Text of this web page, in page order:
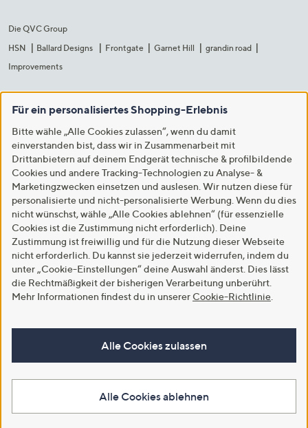
Die QVC Group
HSN
Ballard Designs Frontgate Garnet Hill
grandin road
Improvements
Für ein personalisiertes Shopping-Erlebnis
Bitte wähle „Alle Cookies zulassen“, wenn du damit
einverstanden bist, dass wir in Zusammenarbeit mit
Drittanbietern auf deinem Endgerät technische & profilbildende
Cookies und andere Tracking-Technologien zu Analyse- &
Marketingzwecken einsetzen und auslesen. Wir nutzen diese für
personalisierte und nicht-personalisierte Werbung. Wenn du dies
nicht wünschst, wähle „Alle Cookies ablehnen“ (für essenzielle
Cookies ist die Zustimmung nicht erforderlich). Deine
Zustimmung ist freiwillig und für die Nutzung dieser Webseite
nicht erforderlich. Du kannst sie jederzeit widerrufen, indem du
unter „Cookie-Einstellungen“ deine Auswahl änderst. Dies lässt
die Rechtmäßigkeit der bisherigen Verarbeitung unberührt.
Mehr Informationen findest du in unserer Cookie-Richtlinie
Alle Cookies zulassen
Alle Cookies ablehnen